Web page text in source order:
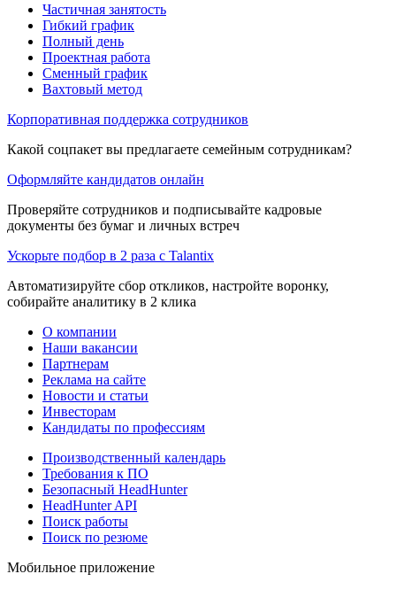
Частичная занятость
Гибкий график
Полный день
Проектная работа
Сменный график
Вахтовый метод
Корпоративная поддержка сотрудников
Какой соцпакет вы предлагаете семейным сотрудникам?
Оформляйте кандидатов онлайн
Проверяйте сотрудников и подписывайте кадровые
документы без бумаг и личных встреч
Ускорьте подбор в 2 раза с Talantix
Автоматизируйте сбор откликов, настройте воронку,
собирайте аналитику в 2 клика
О компании
Наши вакансии
Партнерам
Реклама на сайте
Новости и статьи
Инвесторам
Кандидаты по профессиям
Производственный календарь
Требования к ПО
Безопасный HeadHunter
HeadHunter API
Поиск работы
Поиск по резюме
Мобильное приложение